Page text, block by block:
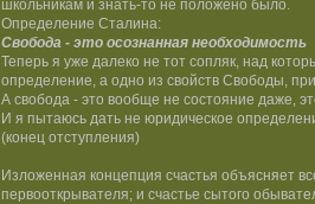
школьникам и знать-то не положено было.
Определение Сталина:
Свобода - это осознанная необходимость
Теперь я уже далеко не тот сопляк, над
определение, а одно из свойств Свободы,
А свобода - это вообще не состояние даже,
И я пытаюсь дать не юридическое
(конец отступления)
Изложенная концепция счастья объясняет
первооткрывателя; и счастье сытого